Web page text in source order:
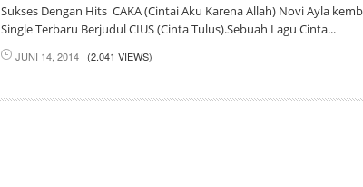
Sukses Dengan Hits CAKA (Cintai Aku Karena Allah) Novi Ayla
Single Terbaru Berjudul CIUS (Cinta Tulus).Sebuah Lagu Cinta...
JUNI 14, 2014 (2.041 VIEWS)